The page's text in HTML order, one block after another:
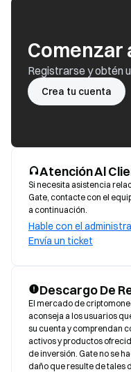
Comenzar
Registrarse y obtén
Crea tu cuenta
Atención Al
Si necesita asistencia
Gate, contacte con el
a continuación.
Hable con el
Envía un ticket
Descargo De
El mercado de
aconseja a los usuarios
su cuenta y comprendan
activos y productos
de inversión. Gate no se
daño que resulte de tales